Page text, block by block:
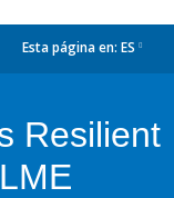
Esta página en: ES
Resilient